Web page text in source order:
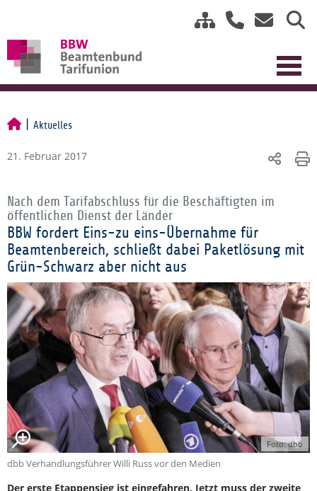
Aktuelles
21. Februar 2017
Nach dem Tarifabschluss für die Beschäftigten im
öffentlichen Dienst der Länder
BBW fordert Eins-zu eins-Übernahme für
Beamtenbereich, schließt dabei Paketlösung mit
Grün-Schwarz aber nicht aus
Foto: dbb
dbb Verhandlungsführer Willi Russ vor den Medien
Der erste Etappensieg ist eingefahren. Jetzt muss der zweite